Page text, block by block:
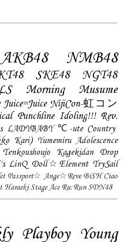
AKB48 NMB48
SKE48
NGT48
Morning Musume
Juice=Juice NijiCon-虹コン
Punchline Idoling!!! Rev.
LADYBABY ℃-ute Country
Kari) Yumemiru Adolescence
Tenkoushoujo Kagekidan
Drop
LinQ Doll☆Element TrySail
Passport☆ Ange☆Reve BiSH Ciao
Haraeki Stage Ace Ru:Run SDN48
Playboy Young